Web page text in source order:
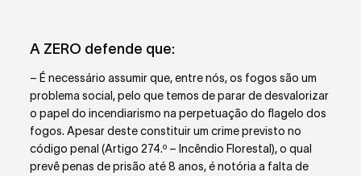
A ZERO defende que:
– É necessário assumir que, entre nós, os fogos são um
problema social, pelo que temos de parar de desvalorizar
o papel do incendiarismo na perpetuação do flagelo dos
fogos. Apesar deste constituir um crime previsto no
código penal (Artigo 274.º – Incêndio Florestal), o qual
prevê penas de prisão até 8 anos, é notória a falta de